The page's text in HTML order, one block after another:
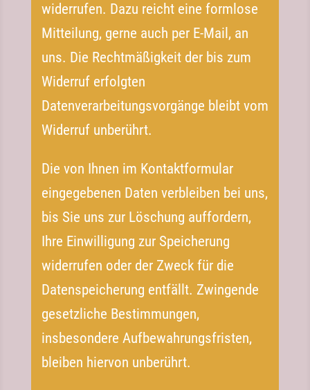
widerrufen. Dazu reicht eine formlose
Mitteilung, gerne auch per E-​Mail, an
uns. Die Rechtmäßigkeit der bis zum
Widerruf erfolgten
Datenverarbeitungsvorgänge bleibt vom
Widerruf unberührt.
Die von Ihnen im Kontaktformular
eingegebenen Daten verbleiben bei uns,
bis Sie uns zur Löschung auffordern,
Ihre Einwilligung zur Speicherung
widerrufen oder der Zweck für die
Datenspeicherung entfällt. Zwingende
gesetzliche Bestimmungen,
insbesondere Aufbewahrungsfristen,
bleiben hiervon unberührt.